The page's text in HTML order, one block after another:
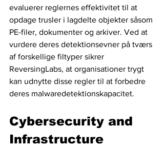
evaluerer reglernes effektivitet til at
opdage trusler i lagdelte objekter såsom
PE-filer, dokumenter og arkiver. Ved at
vurdere deres detektionsevner på tværs
af forskellige filtyper sikrer
ReversingLabs, at organisationer trygt
kan udnytte disse regler til at forbedre
deres malwaredetektionskapacitet.
Cybersecurity and
Infrastructure